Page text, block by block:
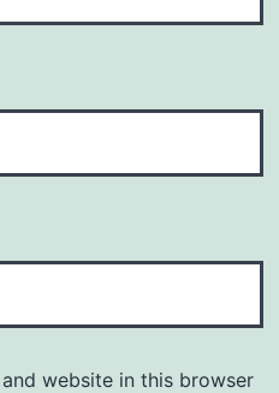
website in this browser